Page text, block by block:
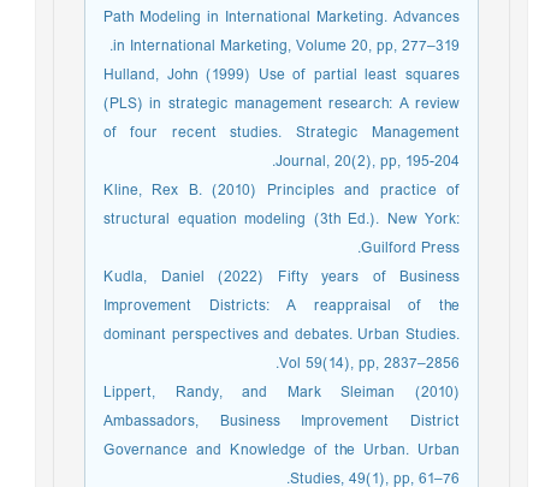
Path Modeling in International Marketing. Advances
in International Marketing, Volume 20, pp, 277–319.
Hulland, John (1999) Use of partial least squares
(PLS) in strategic management research: A review
of four recent studies. Strategic Management
Journal, 20(2), pp, 195-204.
Kline, Rex B. (2010) Principles and practice of
structural equation modeling (3th Ed.). New York:
Guilford Press.
Kudla, Daniel (2022) Fifty years of Business
Improvement Districts: A reappraisal of the
dominant perspectives and debates. Urban Studies.
Vol 59(14), pp, 2837–2856.
Lippert, Randy, and Mark Sleiman (2010)
Ambassadors, Business Improvement District
Governance and Knowledge of the Urban. Urban
Studies, 49(1), pp, 61–76.